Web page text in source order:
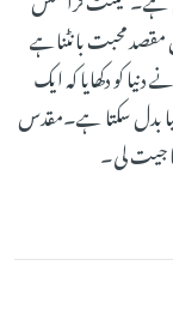
مقصد محبت بانٹناہے
کو دکھایا کہ ایک
بدل سکتا ہے۔مقدس
جیت لی۔